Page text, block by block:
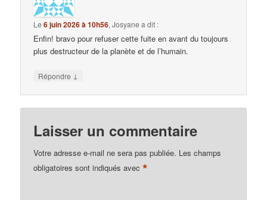
Le6 juin 2026 à 10h56,Josyane a dit :
Enfin! bravo pour refuser cette fuite en avant du toujours
plus destructeur de la planète et de l’humain.
Répondre ↓
Laisser un commentaire
Votre adresse e-mail ne sera pas publiée. Les champs
obligatoires sont indiqués avec*